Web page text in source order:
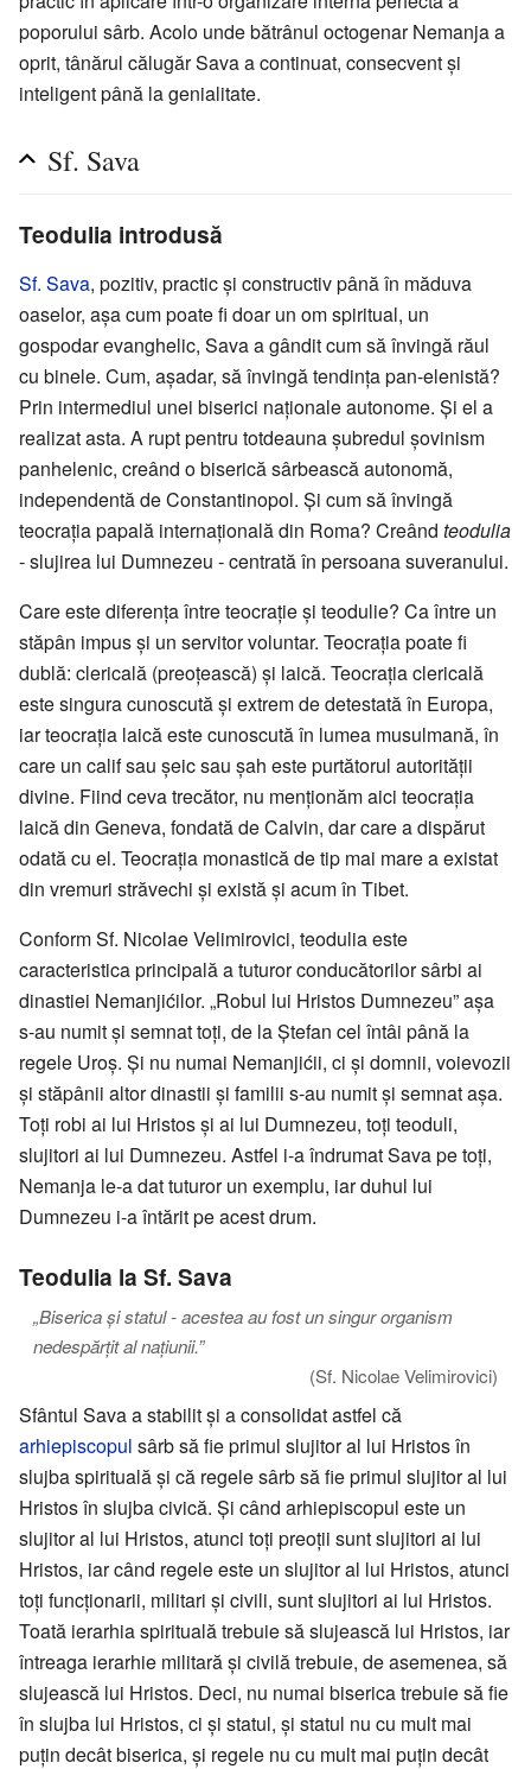
poporului sârb. Acolo unde bătrânul octogenar Nemanja a
oprit, tânărul călugăr Sava a continuat, consecvent și
inteligent până la genialitate.
Sf. Sava
Teodulia introdusă
Sf. Sava, pozitiv, practic și constructiv până în măduva
oaselor, așa cum poate fi doar un om spiritual, un
gospodar evanghelic, Sava a gândit cum să învingă răul
cu binele. Cum, așadar, să învingă tendința pan-elenistă?
Prin intermediul unei biserici naționale autonome. Și el a
realizat asta. A rupt pentru totdeauna șubredul șovinism
panhelenic, creând o biserică sârbească autonomă,
independentă de Constantinopol. Și cum să învingă
teocrația papală internațională din Roma? Creând teodulia
- slujirea lui Dumnezeu - centrată în persoana suveranului.
Care este diferența între teocrație și teodulie? Ca între un
stăpân impus și un servitor voluntar. Teocrația poate fi
dublă: clericală (preoțească) și laică. Teocrația clericală
este singura cunoscută și extrem de detestată în Europa,
iar teocrația laică este cunoscută în lumea musulmană, în
care un calif sau șeic sau șah este purtătorul autorității
divine. Fiind ceva trecător, nu menționăm aici teocrația
laică din Geneva, fondată de Calvin, dar care a dispărut
odată cu el. Teocrația monastică de tip mai mare a existat
din vremuri străvechi și există și acum în Tibet.
Conform Sf. Nicolae Velimirovici, teodulia este
caracteristica principală a tuturor conducătorilor sârbi ai
dinastiei Nemanjićilor. „Robul lui Hristos Dumnezeu” așa
s-au numit și semnat toți, de la Ștefan cel întâi până la
regele Uroș. Și nu numai Nemanjićii, ci și domnii, voievozii
și stăpânii altor dinastii și familii s-au numit și semnat așa.
Toți robi ai lui Hristos și ai lui Dumnezeu, toți teoduli,
slujitori ai lui Dumnezeu. Astfel i-a îndrumat Sava pe toți,
Nemanja le-a dat tuturor un exemplu, iar duhul lui
Dumnezeu i-a întărit pe acest drum.
Teodulia la Sf. Sava
„Biserica și statul - acestea au fost un singur organism
nedespărțit al națiunii.”
(Sf. Nicolae Velimirovici)
Sfântul Sava a stabilit și a consolidat astfel că
arhiepiscopul sârb să fie primul slujitor al lui Hristos în
slujba spirituală și că regele sârb să fie primul slujitor al lui
Hristos în slujba civică. Și când arhiepiscopul este un
slujitor al lui Hristos, atunci toți preoții sunt slujitori ai lui
Hristos, iar când regele este un slujitor al lui Hristos, atunci
toți funcționarii, militari și civili, sunt slujitori ai lui Hristos.
Toată ierarhia spirituală trebuie să slujească lui Hristos, iar
întreaga ierarhie militară și civilă trebuie, de asemenea, să
slujească lui Hristos. Deci, nu numai biserica trebuie să fie
în slujba lui Hristos, ci și statul, și statul nu cu mult mai
puțin decât biserica, și regele nu cu mult mai puțin decât